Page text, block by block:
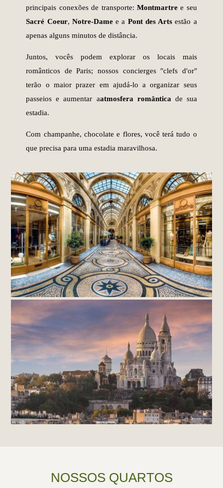
principais conexões de transporte: Montmartree seu
Sacré Coeur, Notre-Damee a Pont des Arts estão a
apenas alguns minutos de distância.
Juntos, vocês podem explorar os locais mais
românticos de Paris; nossos concierges "clefs d'or"
terão o maior prazer em ajudá-lo a organizar seus
passeios e aumentar aatmosfera romântica de sua
estadia.
Com champanhe, chocolate e flores, você terá tudo o
que precisa para uma estadia maravilhosa.
NOSSOS QUARTOS